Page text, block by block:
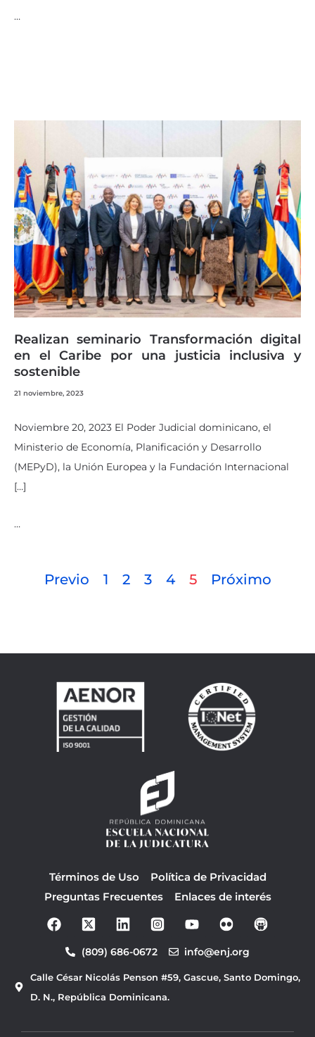
…
Realizan seminario Transformación digital
en el Caribe por una justicia inclusiva y
sostenible
21 noviembre, 2023
Noviembre 20, 2023 El Poder Judicial dominicano, el
Ministerio de Economía, Planificación y Desarrollo
(MEPyD), la Unión Europea y la Fundación Internacional
[…]
…
Previo 1 2 3 4 5 Próximo
Términos de Uso
Política de Privacidad
Preguntas Frecuentes
Enlaces de interés
F
a
b
o
o
o
t
b
(809) 686-0672 info@enj.org
Calle César Nicolás Penson #59, Gascue, Santo Domingo,
D. N., República Dominicana.